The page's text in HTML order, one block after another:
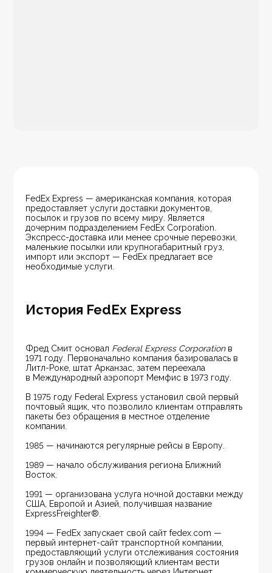
FedEx Express — американская компания, которая
предоставляет услуги доставки документов,
посылок и грузов по всему миру. Является
дочерним подразделением FedEx Corporation.
Экспресс-доставка или менее срочные перевозки,
маленькие посылки или крупногабаритный груз,
импорт или экспорт — FedEx предлагает все
необходимые услуги.
История FedEx Express
Фред Смит основал Federal Express Corporation в
1971 году. Первоначально компания базировалась в
Литл-Роке, штат Арканзас, затем переехала
в Международный аэропорт Мемфис в 1973 году.
В 1975 году Federal Express установил свой первый
почтовый ящик, что позволило клиентам отправлять
пакеты без обращения в местное отделение
компании.
1985 — начинаются регулярные рейсы в Европу.
1989 — начало обслуживания региона Ближний
Восток.
1991 — организована услуга ночной доставки между
США, Европой и Азией, получившая название
ExpressFreighter®.
1994 — FedEx запускает свой сайт fedex.com —
первый интернет-сайт транспортной компании,
предоставляющий услуги отслеживания состояния
грузов онлайн и позволяющий клиентам вести